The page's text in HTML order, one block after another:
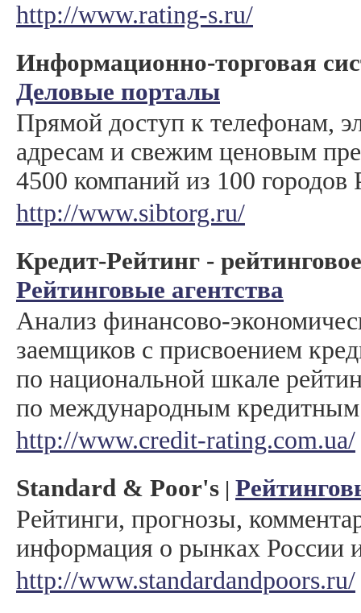
http://www.rating-s.ru/
Информационно-торговая
Деловые порталы
Прямой доступ к телефонам,
адресам и свежим ценовым
4500 компаний из 100 городов
http://www.sibtorg.ru/
Кредит-Рейтинг -
Рейтинговые агентства
Анализ финансово-
заемщиков с присвоением
по национальной шкале
по международным кредитным
http://www.credit-rating.com.ua/
Standard & Poor's |
Рейтинги, прогнозы,
информация о рынках России
http://www.standardandpoors.ru/